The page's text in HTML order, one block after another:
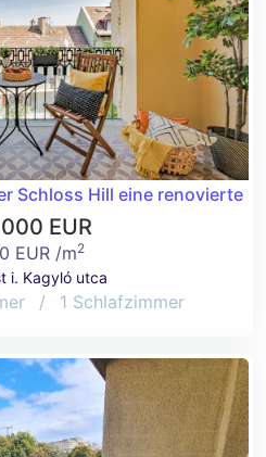
Schloss Hill eine renovierte
EUR
EUR /m2
i. Kagyló utca
/ 1 Schlafzimmer